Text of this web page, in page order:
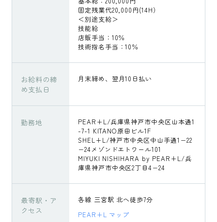
固定残業代20,000円(14H）
＜別途支給＞
技能給
店販手当：10％
技術指名手当：10％
お給料の締
め支払日
月末締め、翌月10日払い
勤務地
PEAR+L/兵庫県神戸市中央区山本通1
-7-1 KITANO原田ビル1F
SHEL+L/神戸市中央区中山手通1−22
−24メゾンドエトワール101
MIYUKI NISHIHARA by PEAR+L/兵
庫県神戸市中央区2丁目4−24
最寄駅・ア
クセス
各線 三宮駅 北へ徒歩7分
PEAR+L マップ